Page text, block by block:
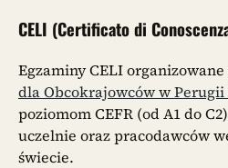
CELI (Certificato di
Egzaminy CELI organizowane
dla Obcokrajowców w Perugii
poziomom CEFR (od A1 do
uczelnie oraz pracodawców
świecie.